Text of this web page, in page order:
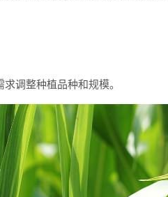
调整种植品种和规模。